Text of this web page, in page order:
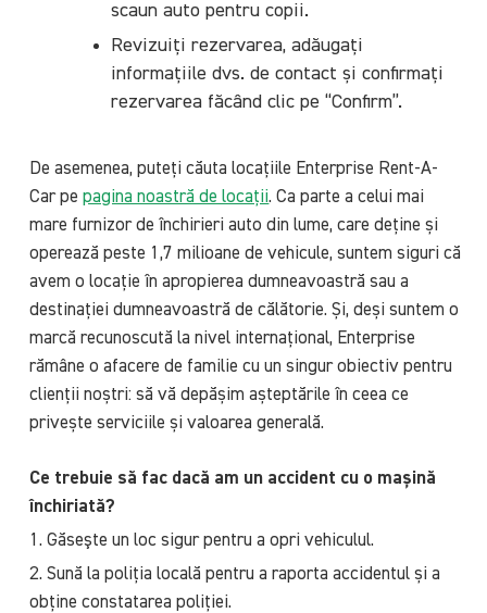
scaun auto pentru copii.
Revizuiți rezervarea, adăugați
informațiile dvs. de contact și confirmați
rezervarea făcând clic pe “Confirm”.
De asemenea, puteți căuta locațiile Enterprise Rent-A-
Car pepagina noastră de locații. Ca parte a celui mai
mare furnizor de închirieri auto din lume, care deține și
operează peste 1,7 milioane de vehicule, suntem siguri că
avem o locație în apropierea dumneavoastră sau a
destinației dumneavoastră de călătorie. Și, deși suntem o
marcă recunoscută la nivel internațional, Enterprise
rămâne o afacere de familie cu un singur obiectiv pentru
clienții noștri: să vă depășim așteptările în ceea ce
privește serviciile și valoarea generală.
Ce trebuie să fac dacă am un accident cu o mașină
închiriată?
1. Găseşte un loc sigur pentru a opri vehiculul.
2. Sună la poliția locală pentru a raporta accidentul și a
obține constatarea poliției.